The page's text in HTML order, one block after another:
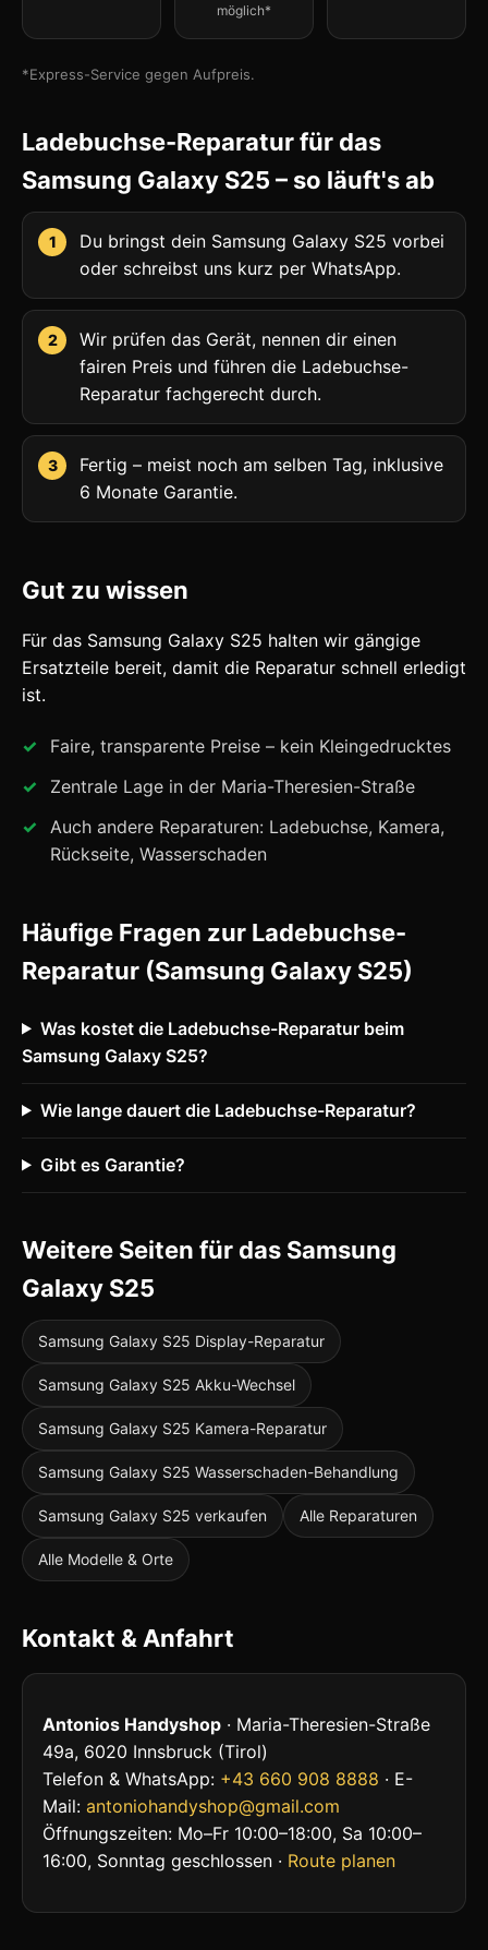
möglich*
*Express-Service gegen Aufpreis.
Ladebuchse-Reparatur für das
Samsung Galaxy S25 – so läuft's ab
Du bringst dein Samsung Galaxy S25 vorbei
oder schreibst uns kurz per WhatsApp.
Wir prüfen das Gerät, nennen dir einen
fairen Preis und führen die Ladebuchse-
Reparatur fachgerecht durch.
Fertig – meist noch am selben Tag, inklusive
6 Monate Garantie.
Gut zu wissen
Für das Samsung Galaxy S25 halten wir gängige
Ersatzteile bereit, damit die Reparatur schnell erledigt
ist.
Faire, transparente Preise – kein Kleingedrucktes
Zentrale Lage in der Maria-Theresien-Straße
Auch andere Reparaturen: Ladebuchse, Kamera,
Rückseite, Wasserschaden
Häufige Fragen zur Ladebuchse-
Reparatur (Samsung Galaxy S25)
Was kostet die Ladebuchse-Reparatur beim
Samsung Galaxy S25?
Wie lange dauert die Ladebuchse-Reparatur?
Gibt es Garantie?
Weitere Seiten für das Samsung
Galaxy S25
Samsung Galaxy S25 Display-Reparatur
Samsung Galaxy S25 Akku-Wechsel
Samsung Galaxy S25 Kamera-Reparatur
Samsung Galaxy S25 Wasserschaden-Behandlung
Samsung Galaxy S25 verkaufen Alle Reparaturen
Alle Modelle & Orte
Kontakt & Anfahrt
Antonios Handyshop · Maria-Theresien-Straße
49a, 6020 Innsbruck (Tirol)
Telefon & WhatsApp: +43 660 908 8888 · E-
Mail: antoniohandyshop@gmail.com
Öffnungszeiten: Mo–Fr 10:00–18:00, Sa 10:00–
16:00, Sonntag geschlossen · Route planen